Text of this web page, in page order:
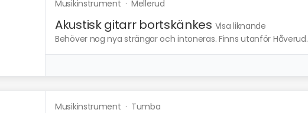
Musikinstrument · Mellerud
Akustisk gitarr bortskänkes Visa liknande
Behöver nog nya strängar och intoneras. Finns utanför Håverud.
Musikinstrument · Tumba